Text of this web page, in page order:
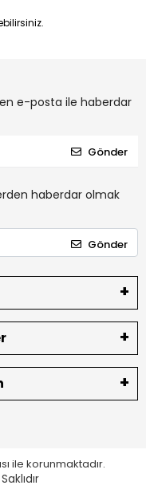
e-posta ile haberdar
Gönder
haberdar olmak
Gönder
ile korunmaktadır.